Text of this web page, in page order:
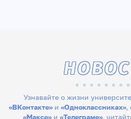
Узнавайте о жизни
«ВКонтакте»и «Одноклассниках»,
«Максе» и «Телеграме»,